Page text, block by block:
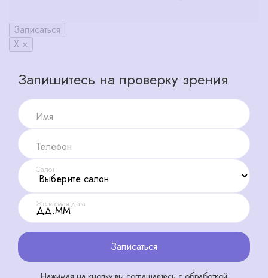
Записаться
X ×
Запишитесь на проверку зрения
Имя
Телефон
Салон
Желаемая дата
Записаться